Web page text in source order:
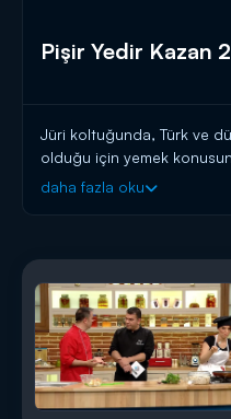
Pişir Yedir Kazan
Jüri koltuğunda, Türk ve
olduğu için yemek
içi hergün saat 13:00'de
daha fazla oku